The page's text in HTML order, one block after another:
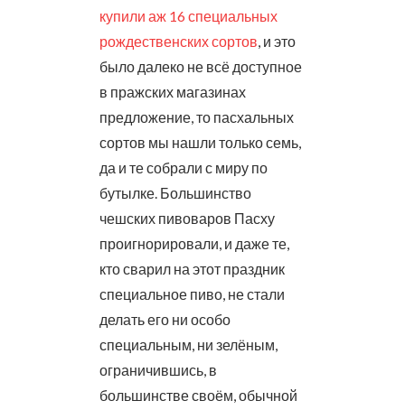
купили аж 16 специальных
рождественских сортов, и это
было далеко не всё доступное
в пражских магазинах
предложение, то пасхальных
сортов мы нашли только семь,
да и те собрали с миру по
бутылке. Большинство
чешских пивоваров Пасху
проигнорировали, и даже те,
кто сварил на этот праздник
специальное пиво, не стали
делать его ни особо
специальным, ни зелёным,
ограничившись, в
большинстве своём, обычной